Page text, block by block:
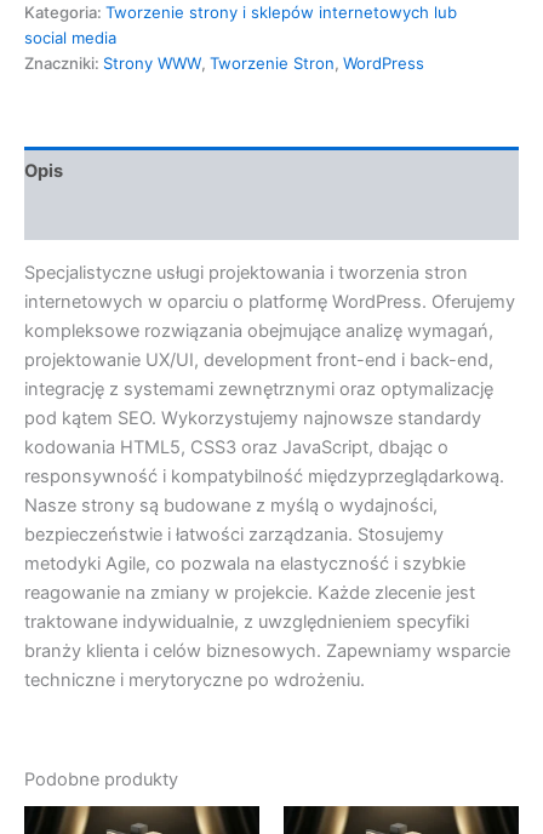
Kategoria: Tworzenie strony i sklepów internetowych lub
social media
Znaczniki: Strony WWW, Tworzenie Stron, WordPress
Opis
Specjalistyczne usługi projektowania i tworzenia stron
internetowych w oparciu o platformę WordPress. Oferujemy
kompleksowe rozwiązania obejmujące analizę wymagań,
projektowanie UX/UI, development front-end i back-end,
integrację z systemami zewnętrznymi oraz optymalizację
pod kątem SEO. Wykorzystujemy najnowsze standardy
kodowania HTML5, CSS3 oraz JavaScript, dbając o
responsywność i kompatybilność międzyprzeglądarkową.
Nasze strony są budowane z myślą o wydajności,
bezpieczeństwie i łatwości zarządzania. Stosujemy
metodyki Agile, co pozwala na elastyczność i szybkie
reagowanie na zmiany w projekcie. Każde zlecenie jest
traktowane indywidualnie, z uwzględnieniem specyfiki
branży klienta i celów biznesowych. Zapewniamy wsparcie
techniczne i merytoryczne po wdrożeniu.
Podobne produkty